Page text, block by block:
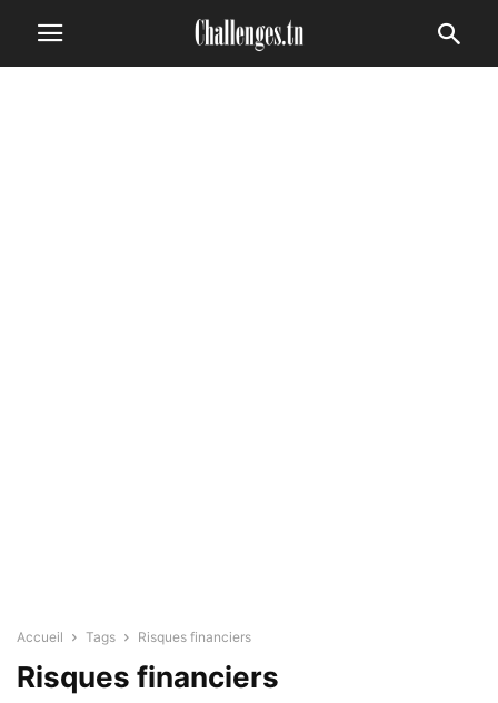
Accueil Tags Risques financiers
Risques financiers